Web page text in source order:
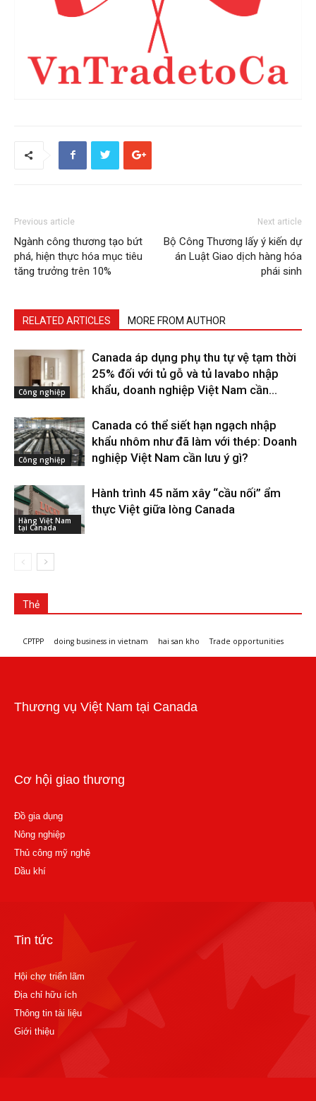
Previous article
Ngành công thương tạo bứt
phá, hiện thực hóa mục tiêu
tăng trưởng trên 10%
Next article
Bộ Công Thương lấy ý kiến dự
án Luật Giao dịch hàng hóa
phái sinh
RELATED ARTICLES MORE FROM AUTHOR
Công nghiệp
Canada áp dụng phụ thu tự vệ tạm thời
25% đối với tủ gỗ và tủ lavabo nhập
khẩu, doanh nghiệp Việt Nam cần...
Công nghiệp
Canada có thể siết hạn ngạch nhập
khẩu nhôm như đã làm với thép: Doanh
nghiệp Việt Nam cần lưu ý gì?
Hàng Việt Nam
tại Canada
Hành trình 45 năm xây “cầu nối” ẩm
thực Việt giữa lòng Canada
Thẻ
CPTPP doing business in vietnam hai san kho Trade opportunities
Thương vụ Việt Nam tại Canada
Cơ hội giao thương
Đồ gia dụng
Nông nghiệp
Thủ công mỹ nghệ
Dầu khí
Tin tức
Hội chợ triển lãm
Địa chỉ hữu ích
Thông tin tài liệu
Giới thiệu